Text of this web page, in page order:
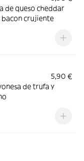
de queso cheddar
crujiente
5,90 €
de trufa y